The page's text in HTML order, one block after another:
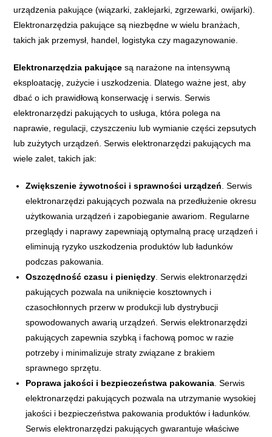
urządzenia pakujące (wiązarki, zaklejarki, zgrzewarki, owijarki).
Elektronarzędzia pakujące są niezbędne w wielu branżach,
takich jak przemysł, handel, logistyka czy magazynowanie.
Elektronarzędzia pakujące są narażone na intensywną
eksploatację, zużycie i uszkodzenia. Dlatego ważne jest, aby
dbać o ich prawidłową konserwację i serwis. Serwis
elektronarzędzi pakujących to usługa, która polega na
naprawie, regulacji, czyszczeniu lub wymianie części zepsutych
lub zużytych urządzeń. Serwis elektronarzędzi pakujących ma
wiele zalet, takich jak:
Zwiększenie żywotności i sprawności urządzeń . Serwis
elektronarzędzi pakujących pozwala na przedłużenie okresu
użytkowania urządzeń i zapobieganie awariom. Regularne
przeglądy i naprawy zapewniają optymalną pracę urządzeń i
eliminują ryzyko uszkodzenia produktów lub ładunków
podczas pakowania.
Oszczędność czasu i pieniędzy . Serwis elektronarzędzi
pakujących pozwala na uniknięcie kosztownych i
czasochłonnych przerw w produkcji lub dystrybucji
spowodowanych awarią urządzeń. Serwis elektronarzędzi
pakujących zapewnia szybką i fachową pomoc w razie
potrzeby i minimalizuje straty związane z brakiem
sprawnego sprzętu.
Poprawa jakości i bezpieczeństwa pakowania . Serwis
elektronarzędzi pakujących pozwala na utrzymanie wysokiej
jakości i bezpieczeństwa pakowania produktów i ładunków.
Serwis elektronarzędzi pakujących gwarantuje właściwe